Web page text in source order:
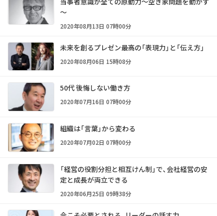
～
2020年08月13日 07時00分
未来を創るプレゼン――最高の「表現力」と「伝え方」
2020年08月06日 15時08分
50代 後悔しない働き方
2020年07月16日 07時00分
組織は「言葉」から変わる
2020年07月02日 07時00分
「経営の役割分担と相互けん制」で、会社経営の安
定と成長が両立できる
2020年06月25日 09時38分